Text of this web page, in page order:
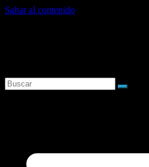
Saltar al contenido